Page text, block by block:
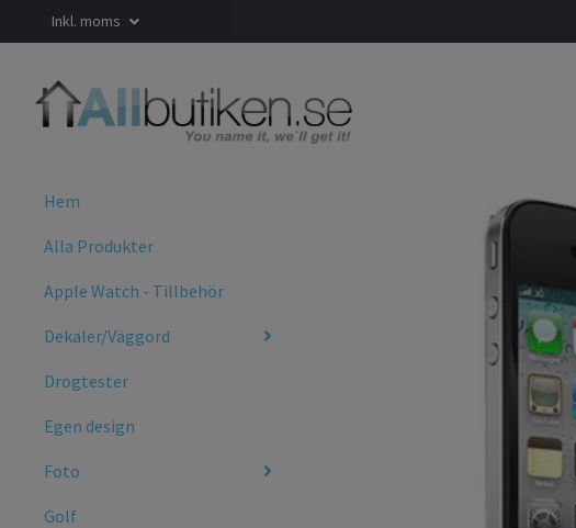
Inkl. moms
Hem
Alla Produkter
Apple Watch - Tillbehör
Dekaler/Väggord
Drogtester
Egen design
Foto
Golf